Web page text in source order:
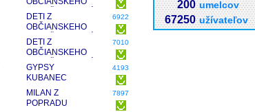
CIGÁNSKY
BAŠAVEL 2012
ZDRUŽENIA DIVÉ
MAKY -
CIGÁNSKY
BAŠAVEL 2012
DETI Z
OBČIANSKEHO
ZDRUŽENIA DIVÉ
MAKY -
CIGÁNSKY
BAŠAVEL 2012
6922
DETI Z
OBČIANSKEHO
ZDRUŽENIA DIVÉ
MAKY -
CIGÁNSKY
BAŠAVEL 2012
7010
GYPSY
KUBANEC
ZDIEĽAJ
4193
MILAN Z
POPRADU
7897
200 umelcov
67250 užívateľov